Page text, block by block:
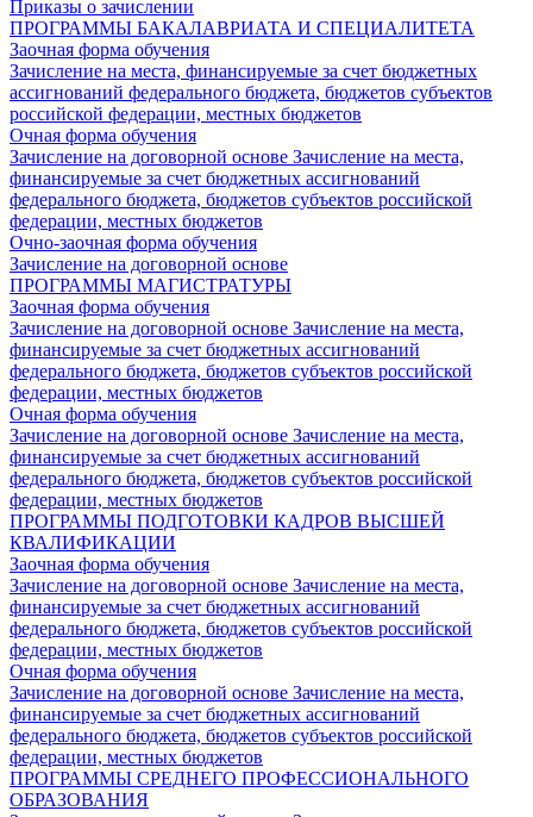
Приказы о зачислении
ПРОГРАММЫ БАКАЛАВРИАТА И СПЕЦИАЛИТЕТА
Заочная форма обучения
Зачисление на места, финансируемые за счет бюджетных
ассигнований федерального бюджета, бюджетов субъектов
российской федерации, местных бюджетов
Очная форма обучения
Зачисление на договорной основе Зачисление на места,
финансируемые за счет бюджетных ассигнований
федерального бюджета, бюджетов субъектов российской
федерации, местных бюджетов
Очно-заочная форма обучения
Зачисление на договорной основе
ПРОГРАММЫ МАГИСТРАТУРЫ
Заочная форма обучения
Зачисление на договорной основе Зачисление на места,
финансируемые за счет бюджетных ассигнований
федерального бюджета, бюджетов субъектов российской
федерации, местных бюджетов
Очная форма обучения
Зачисление на договорной основе Зачисление на места,
финансируемые за счет бюджетных ассигнований
федерального бюджета, бюджетов субъектов российской
федерации, местных бюджетов
ПРОГРАММЫ ПОДГОТОВКИ КАДРОВ ВЫСШЕЙ
КВАЛИФИКАЦИИ
Заочная форма обучения
Зачисление на договорной основе Зачисление на места,
финансируемые за счет бюджетных ассигнований
федерального бюджета, бюджетов субъектов российской
федерации, местных бюджетов
Очная форма обучения
Зачисление на договорной основе Зачисление на места,
финансируемые за счет бюджетных ассигнований
федерального бюджета, бюджетов субъектов российской
федерации, местных бюджетов
ПРОГРАММЫ СРЕДНЕГО ПРОФЕССИОНАЛЬНОГО
ОБРАЗОВАНИЯ